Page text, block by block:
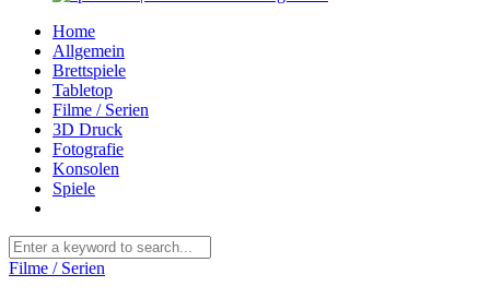
Home
Allgemein
Brettspiele
Tabletop
Filme / Serien
3D Druck
Fotografie
Konsolen
Spiele
Filme / Serien